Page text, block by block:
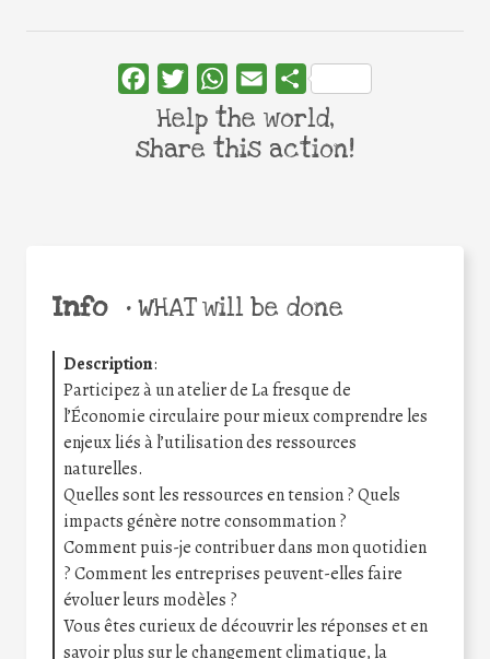
Info •WHAT will be done
Description:
Participez à un atelier de La fresque de
l’Économie circulaire pour mieux comprendre les
enjeux liés à l’utilisation des ressources
naturelles.
Quelles sont les ressources en tension ? Quels
impacts génère notre consommation ?
Comment puis-je contribuer dans mon quotidien
? Comment les entreprises peuvent-elles faire
évoluer leurs modèles ?
Vous êtes curieux de découvrir les réponses et en
savoir plus sur le changement climatique, la
FacebookTwitterWhatsApp
Email Share
Help the world,
share this action!